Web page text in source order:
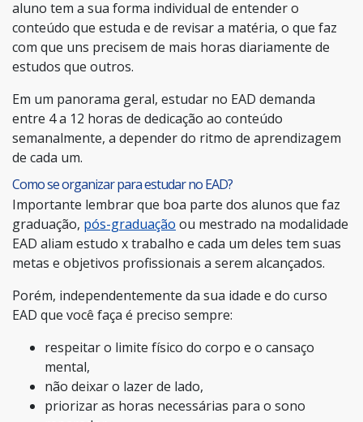
aluno tem a sua forma individual de entender o
conteúdo que estuda e de revisar a matéria, o que faz
com que uns precisem de mais horas diariamente de
estudos que outros.
Em um panorama geral, estudar no EAD demanda
entre 4 a 12 horas de dedicação ao conteúdo
semanalmente, a depender do ritmo de aprendizagem
de cada um.
Como se organizar para estudar no EAD?
Importante lembrar que boa parte dos alunos que faz
graduação, pós-graduação ou mestrado na modalidade
EAD aliam estudo x trabalho e cada um deles tem suas
metas e objetivos profissionais a serem alcançados.
Porém, independentemente da sua idade e do curso
EAD que você faça é preciso sempre:
respeitar o limite físico do corpo e o cansaço
mental,
não deixar o lazer de lado,
priorizar as horas necessárias para o sono